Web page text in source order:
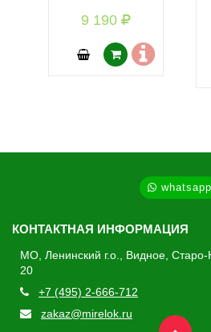
9 190
whatsapp
КОНТАКТНАЯ ИНФОРМАЦИЯ
МО, Ленинский г.о., Видное, Старо-
20
+7 (495) 2-666-712
zakaz@mirelok.ru